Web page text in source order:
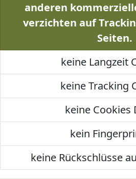
anderen
verzichten auf
Seiten.
keine Langzeit
keine Tracking
keine Cookies
kein
keine Rückschlüsse